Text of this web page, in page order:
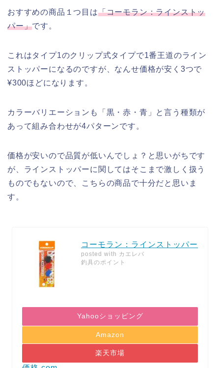
おすすめの商品１つ目は「コーモラン：ラインストッ
パー」です。
これはタイプ1のクリップ式タイプで1番王道のライン
ストッパーになるのですが、なんせ価格が安く3つで
¥300ほどになります。
カラーバリエーションも「黒・赤・青」と言う種類が
あって組み合わせが4パターンです。
価格が安いので品質が低いんでしょ？と思いがちです
が、ラインストッパーに関してはそこまで激しく扱う
ものでもないので、こちらの商品で十分だと思いま
す。
コーモラン：ラインストッパー
posted with カエレバ
釣具のポイント
Yahooショッピング
Amazon
楽天市場